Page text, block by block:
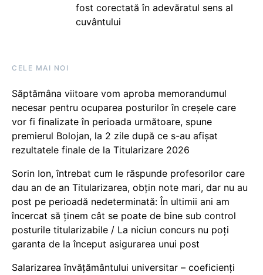
fost corectată în adevăratul sens al
cuvântului
CELE MAI NOI
Săptămâna viitoare vom aproba memorandumul
necesar pentru ocuparea posturilor în creșele care
vor fi finalizate în perioada următoare, spune
premierul Bolojan, la 2 zile după ce s-au afișat
rezultatele finale de la Titularizare 2026
Sorin Ion, întrebat cum le răspunde profesorilor care
dau an de an Titularizarea, obțin note mari, dar nu au
post pe perioadă nedeterminată: În ultimii ani am
încercat să ținem cât se poate de bine sub control
posturile titularizabile / La niciun concurs nu poți
garanta de la început asigurarea unui post
Salarizarea învățământului universitar – coeficienți